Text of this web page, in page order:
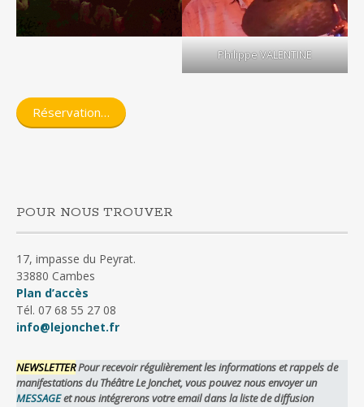
Philippe VALENTINE
Réservation…
POUR NOUS TROUVER
17, impasse du Peyrat.
33880 Cambes
Plan d’accès
Tél. 07 68 55 27 08
info@lejonchet.fr
NEWSLETTERPour recevoir régulièrement les informations et rappels de
manifestations du Théâtre Le Jonchet, vous pouvez nous envoyer un
MESSAGEet nous intégrerons votre email dans la liste de diffusion